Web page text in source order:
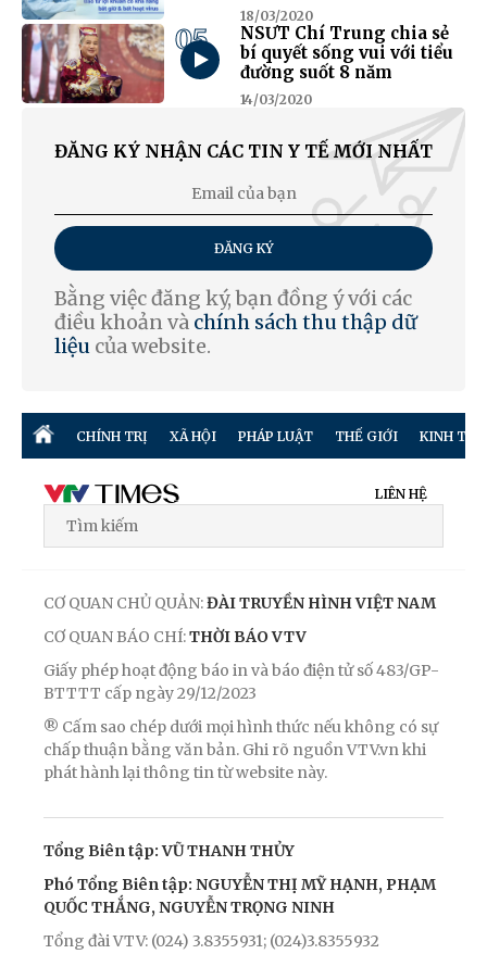
18/03/2020
05
NSƯT Chí Trung chia sẻ
bí quyết sống vui với tiểu
đường suốt 8 năm
14/03/2020
ĐĂNG KÝ NHẬN CÁC TIN Y TẾ MỚI NHẤT
ĐĂNG KÝ
Bằng việc đăng ký, bạn đồng ý với các
điều khoản và chính sách thu thập dữ
liệu của website.
CHÍNH TRỊ XÃ HỘI PHÁP LUẬT THẾ GIỚI KINH TẾ
LIÊN HỆ
CƠ QUAN CHỦ QUẢN:ĐÀI TRUYỀN HÌNH VIỆT NAM
CƠ QUAN BÁO CHÍ:THỜI BÁO VTV
Giấy phép hoạt động báo in và báo điện tử số 483/GP-
BTTTT cấp ngày 29/12/2023
® Cấm sao chép dưới mọi hình thức nếu không có sự
chấp thuận bằng văn bản. Ghi rõ nguồn VTV.vn khi
phát hành lại thông tin từ website này.
Tổng Biên tập: VŨ THANH THỦY
Phó Tổng Biên tập: NGUYỄN THỊ MỸ HẠNH, PHẠM
QUỐC THẮNG, NGUYỄN TRỌNG NINH
Tổng đài VTV: (024) 3.8355931; (024)3.8355932